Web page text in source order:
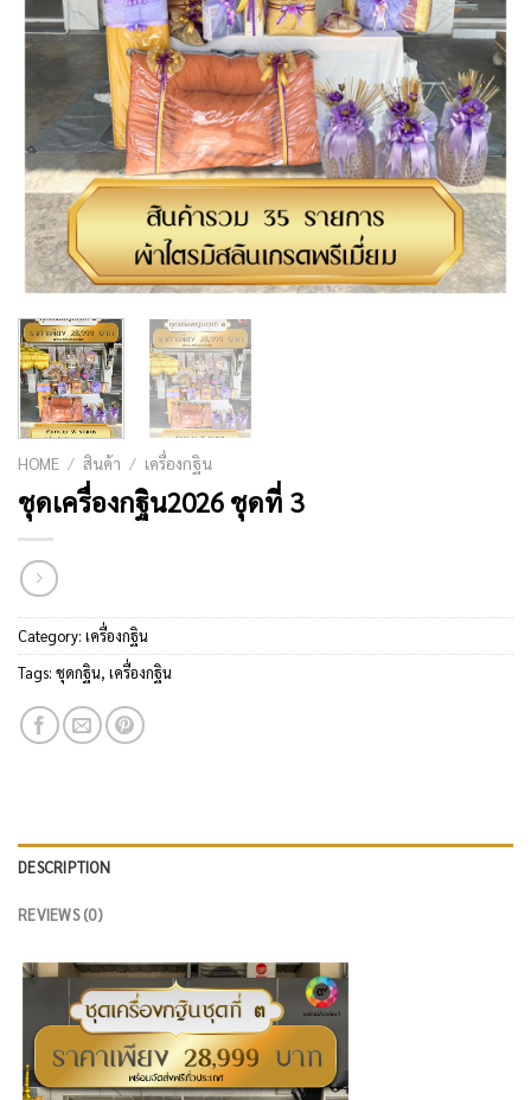
HOME / สินค้า / เครื่องกฐิน
ชุดเครื่องกฐิน2026 ชุดที่ 3
Category: เครื่องกฐิน
Tags: ชุดกฐิน, เครื่องกฐิน
DESCRIPTION
REVIEWS (0)